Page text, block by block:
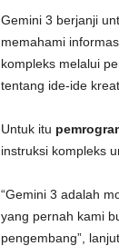
Gemini 3 berjanji
memahami
kompleks melalui
tentang ide-ide
Untuk itu
instruksi kompleks
“Gemini 3 adalah
yang pernah kami
pengembang”,